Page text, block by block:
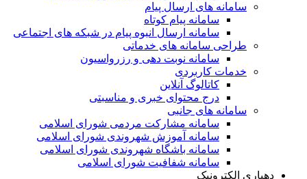
سامانه های ارسال پیام
سامانه پیام کوتاه
سامانه ارسال انبوه پیام در شبکه های اجتماعی
طراحی سامانه های خدماتی
سامانه نوبت دهی و رزرواسیون
خدمات کاربردی
کاتالوگ آنلاین
درج محتوای خبری و مناسبتی
سامانه های جانبی
سامانه مشارکت مردمی شورای اسلامی
سامانه آموزش شهروندی شورای اسلامی
سامانه باشگاه شهروندی شورای اسلامی
سامانه شفافیت شورای اسلامی
دهیاری الکترونیک